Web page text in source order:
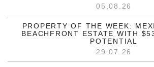
05.08.26
PROPERTY OF THE WEEK:
BEACHFRONT ESTATE WITH
POTENTIAL
29.07.26